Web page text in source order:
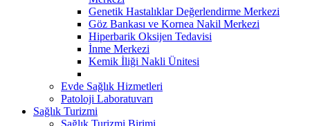
Genetik Hastalıklar Değerlendirme Merkezi
Göz Bankası ve Kornea Nakil Merkezi
Hiperbarik Oksijen Tedavisi
İnme Merkezi
Kemik İliği Nakli Ünitesi
Evde Sağlık Hizmetleri
Patoloji Laboratuvarı
Sağlık Turizmi
Sağlık Turizmi Birimi